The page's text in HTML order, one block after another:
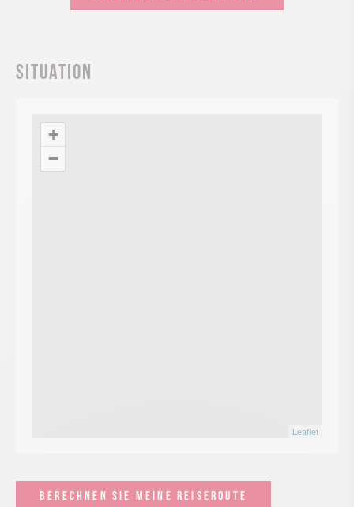
Situation
+
−
Leaflet
BERECHNEN SIE MEINE REISEROUTE